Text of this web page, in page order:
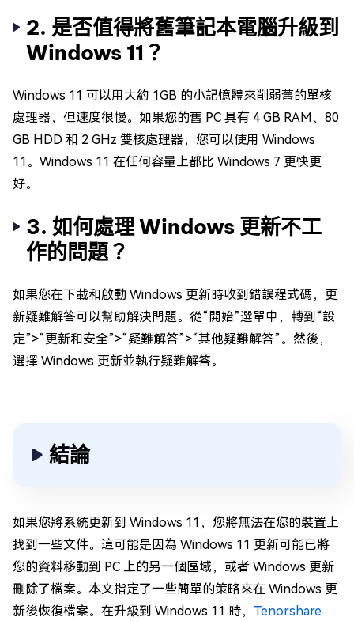
2. 是否值得將舊筆記本電腦升級到
Windows 11？
Windows 11 可以用大約 1GB 的小記憶體來削弱舊的單核
處理器，但速度很慢。如果您的舊 PC 具有 4 GB RAM、80
GB HDD 和 2 GHz 雙核處理器，您可以使用 Windows
11。Windows 11 在任何容量上都比 Windows 7 更快更
好。
3. 如何處理 Windows 更新不工
作的問題？
如果您在下載和啟動 Windows 更新時收到錯誤程式碼，更
新疑難解答可以幫助解決問題。從“開始”選單中，轉到“設
定”>“更新和安全”>“疑難解答”>“其他疑難解答”。然後，
選擇 Windows 更新並執行疑難解答。
結論
如果您將系統更新到 Windows 11，您將無法在您的裝置上
找到一些文件。這可能是因為 Windows 11 更新可能已將
您的資料移動到 PC 上的另一個區域，或者 Windows 更新
刪除了檔案。本文指定了一些簡單的策略來在 Windows 更
新後恢復檔案。在升級到 Windows 11 時， Tenorshare